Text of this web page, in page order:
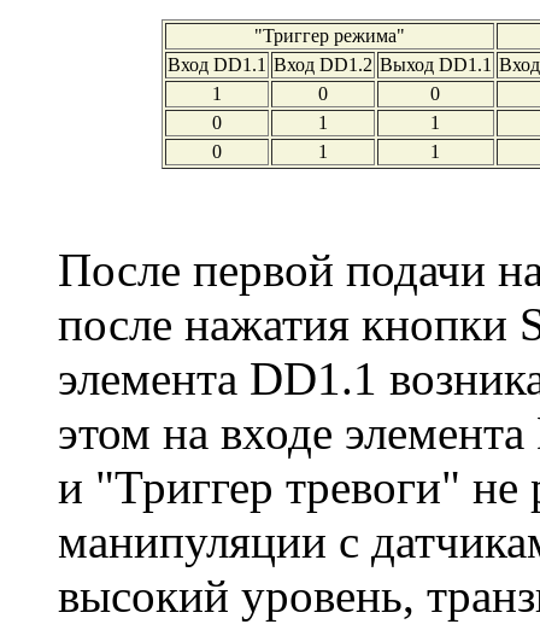
"Триггер режима"
Вход DD1.1 Вход DD1.2 Выход DD1.1
1
0
0
0
1
1
0
1 1
После первой подачи
после нажатия кнопки
элемента DD1.1
этом на входе
и "Триггер тревоги"
манипуляции с
высокий уровень,